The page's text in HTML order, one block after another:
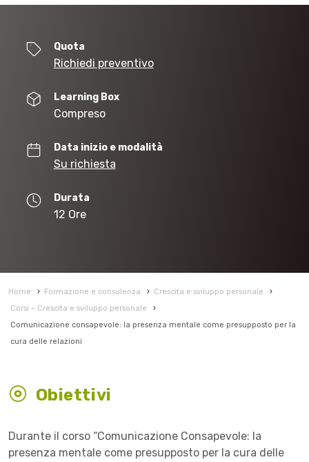
Quota
Richiedi preventivo
Learning Box
Compreso
Data inizio e modalità
Su richiesta
Durata
12 Ore
Home › Formazione e consulenza › Crescita e sviluppo personale
›
Corsi – Crescita e sviluppo personale
›
Comunicazione consapevole: la presenza mentale come presupposto per la
cura delle relazioni
Obiettivi
Durante il corso “Comunicazione Consapevole: la
presenza mentale come presupposto per la cura delle